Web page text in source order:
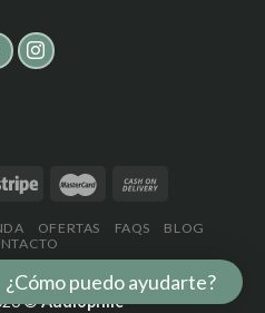
OFERTAS FAQS
BLOG
Términos y Condiciones
©Audiophile
¿Cómo puedo ayudarte?